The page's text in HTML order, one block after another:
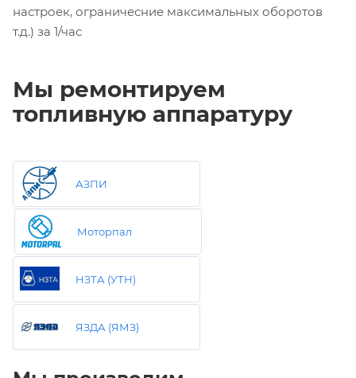
настроек, ограничесние максимальных оборотов
т.д.) за 1/час
Мы ремонтируем
топливную аппаратуру
АЗПИ
Моторпал
НЗТА (УТН)
ЯЗДА (ЯМЗ)